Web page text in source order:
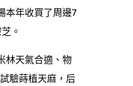
本年收買了周邊7
。
林天氣合適、物
驗蒔植天麻，后